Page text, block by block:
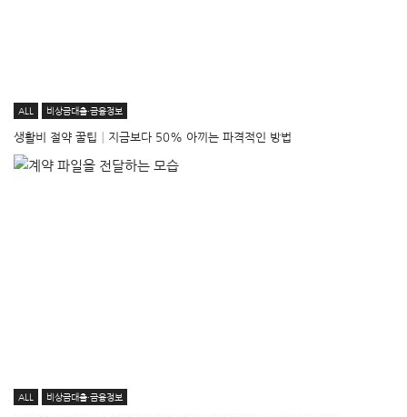
ALL 비상금대출·금융정보
생활비 절약 꿀팁│지금보다 50% 아끼는 파격적인 방법
ALL 비상금대출·금융정보